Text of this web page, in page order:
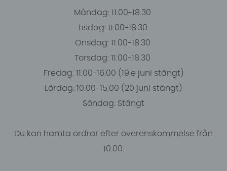
Måndag: 11.00-18.30
Tisdag: 11.00-18.30
Onsdag: 11.00-18.30
Torsdag: 11.00-18.30
Fredag: 11.00-16:00 (19:e juni stängt)
Lördag: 10.00-15.00 (20 juni stängt)
Söndag: Stängt
Du kan hämta ordrar efter överenskommelse från
10.00.